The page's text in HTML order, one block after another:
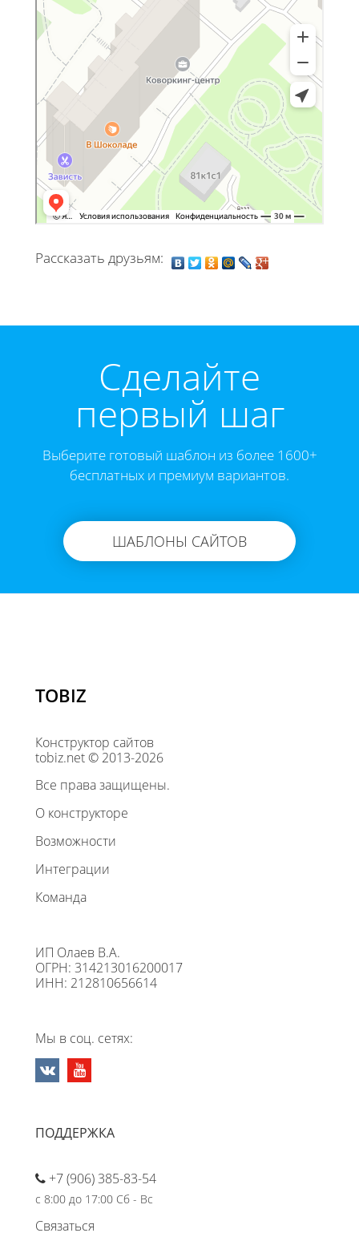
Рассказать друзьям:
Cделайте
первый шаг
Выберите готовый шаблон из более 1600+
бесплатных и премиум вариантов.
ШАБЛОНЫ САЙТОВ
TOBIZ
Конструктор сайтов
tobiz.net © 2013-2026
Все права защищены.
О конструкторе
Возможности
Интеграции
Команда
ИП Олаев В.А.
ОГРН: 314213016200017
ИНН: 212810656614
Мы в соц. сетях:
ПОДДЕРЖКА
+7 (906) 385-83-54
с 8:00 до 17:00 Сб - Вс
Связаться